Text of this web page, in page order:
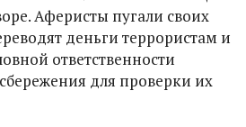
Аферисты пугали своих
деньги террористам и
ответственности
для проверки их